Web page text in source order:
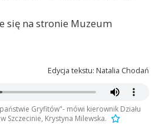
się na stronie Muzeum
Edycja tekstu: Natalia Chodań
Gryfitów"- mówi kierownik Działu
Szczecinie, Krystyna Milewska.